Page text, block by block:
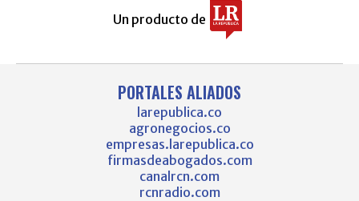
Un producto de
PORTALES ALIADOS
larepublica.co
agronegocios.co
empresas.larepublica.co
firmasdeabogados.com
canalrcn.com
rcnradio.com